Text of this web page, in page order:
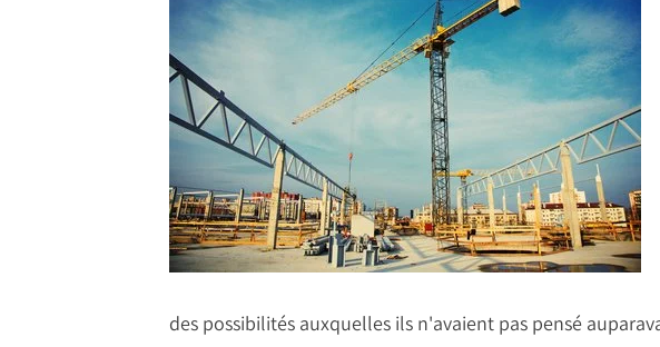
des possibilités auxquelles ils n'avaient pas pensé